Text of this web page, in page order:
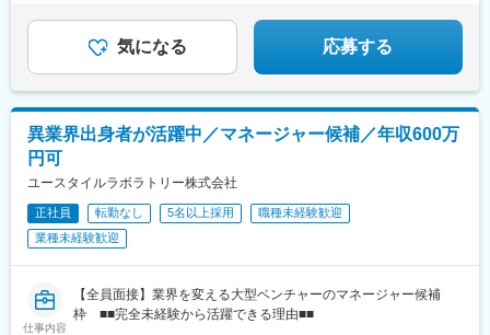
主任→係長→課長→次長→エリア長→幹部候補
※年功序列ではありません。4年目の課長もいますので実績に応じ
て昇進可能です！
■働き方について
一次受けし、電話のみで対応できない場合のみ営業担当が現場へ
対応に向かうケースがあります。
変更の範囲：会社の定める業務
駅、神宮丸太町駅、古市駅(大阪府)、大日駅、門真南駅、瑞光四丁
目駅、星ケ丘駅(大阪府)、城北公園通駅、南巽駅、崇禅寺駅、尼崎
駅(阪神線)、山陽天満駅、加古川駅、新神戸駅、住吉駅(兵庫県・
東海道)、香櫨園駅、中山寺駅、大久保駅(兵庫県)、舞子公園駅、
六甲駅、富雄駅、横川駅、小網町駅、吉塚駅、茶山駅(福岡県)、九
通り駅、代々木八幡駅、立場駅
気になる 応募する
異業界出身者が活躍中／マネージャー候補／年収600万
円可
ユースタイルラボラトリー株式会社
正社員 転勤なし 5名以上採用
職種未経験歓迎
業種未経験歓迎
仕事内容
【全員面接】業界を変える大型ベンチャーのマネージャー候補
枠 ■■完全未経験から活躍できる理由■■